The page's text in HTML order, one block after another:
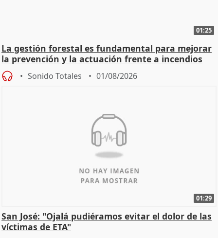
01:25
La gestión forestal es fundamental para mejorar
la prevención y la actuación frente a incendios
Sonido Totales 01/08/2026
01:29
San José: "Ojalá pudiéramos evitar el dolor de las
víctimas de ETA"